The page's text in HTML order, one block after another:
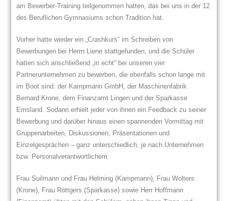
am Bewerber-Training teilgenommen hatten, das bei uns in der 12
des Beruflichen Gymnasiums schon Tradition hat.
Vorher hatte wieder ein „Crashkurs“ im Schreiben von
Bewerbungen bei Herrn Liene stattgefunden, und die Schüler
hatten sich anschließend „in echt“ bei unseren vier
Partnerunternehmen zu bewerben, die ebenfalls schon lange mit
im Boot sind: der Kampmann GmbH, der Maschinenfabrik
Bernard Krone, dem Finanzamt Lingen und der Sparkasse
Emsland. Sodann erhielt jeder von ihnen ein Feedback zu seiner
Bewerbung und darüber hinaus einen spannenden Vormittag mit
Gruppenarbeiten, Diskussionen, Präsentationen und
Einzelgesprächen – ganz unterschiedlich, je nach Unternehmen
bzw. Personalverantwortlichem.
Frau Suilmann und Frau Helming (Kampmann), Frau Wolters
(Krone), Frau Röttgers (Sparkasse) sowie Herr Hoffmann